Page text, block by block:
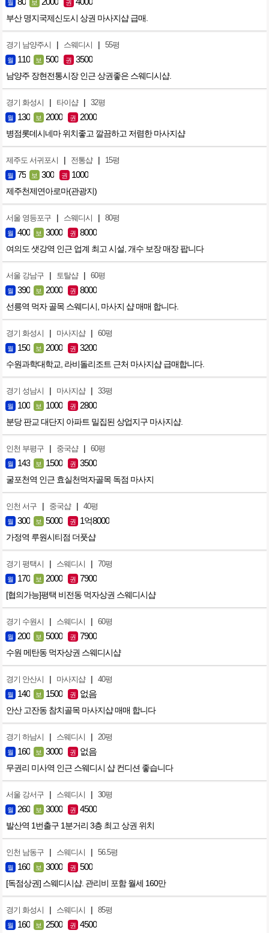
월 보 권
부산 명지국제신도시 상권 마사지샵 급매.
경기 남양주시 | 스웨디시 | 55평
월 110 보 500 권 3500
남양주 장현전통시장 인근 상권좋은 스웨디시샵.
경기 화성시 | 타이샵 | 32평
월 130 보 2000 권 2000
병점롯데시네마 위치좋고 깔끔하고 저렴한 마사지샵
제주도 서귀포시 | 전통샵 | 15평
월 75 보 300 권 1000
제주천제연아로마(관광지)
서울 영등포구 | 스웨디시 | 80평
월 400 보 3000 권 8000
여의도 샛강역 인근 업계 최고 시설, 개수 보장 매장 팝니다
서울 강남구 | 토탈샵 | 60평
월 390 보 2000 권 8000
선릉역 먹자 골목 스웨디시, 마사지 샵 매매 합니다.
경기 화성시 | 마사지샵 | 60평
월 150 보 2000 권 3200
수원과학대학교, 라비돌리조트 근처 마사지샵 급매합니다.
경기 성남시 | 마사지샵 | 33평
월 100 보 1000 권 2800
분당 판교 대단지 아파트 밀집된 상업지구 마사지샵.
인천 부평구 | 중국샵 | 60평
월 143 보 1500 권 3500
굴포천역 인근 효실천먹자골목 독점 마사지
인천 서구 | 중국샵 | 40평
월 300 보 5000 권 1억8000
가정역 루원시티점 더풋샵
경기 평택시 | 스웨디시 | 70평
월 170 보 2000 권 7900
[협의가능]평택 비전동 먹자상권 스웨디시샵
경기 수원시 | 스웨디시 | 60평
월 200 보 5000 권 7900
수원 메탄동 먹자상권 스웨디시샵
경기 안산시 | 마사지샵 | 40평
월 140 보 1500 권 없음
안산 고잔동 참치골목 마사지샵 매매 합니다
경기 하남시 | 스웨디시 | 20평
월 160 보 3000 권 없음
무권리 미사역 인근 스웨디시 샵 컨디션 좋습니다
서울 강서구 | 스웨디시 | 30평
월 260 보 3000 권 4500
발산역 1번출구 1분거리 3층 최고 상권 위치
인천 남동구 | 스웨디시 | 56.5평
월 160 보 3000 권 500
[독점상권] 스웨디시샵. 관리비 포함 월세 160만
경기 화성시 | 스웨디시 | 85평
월 160 보 2500 권 4500